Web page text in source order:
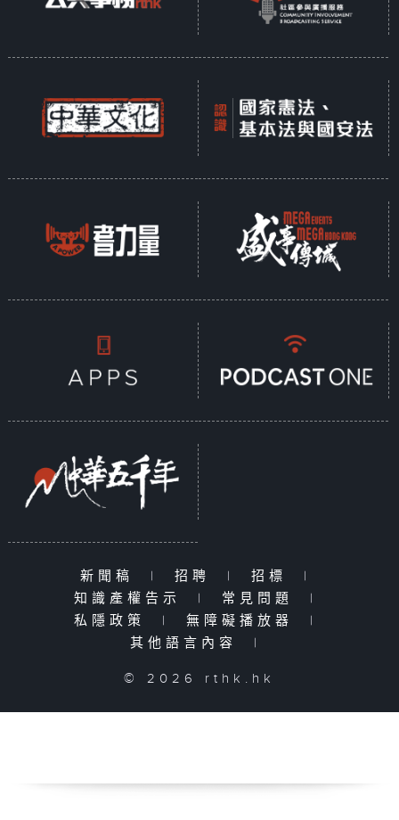
新聞稿 | 招聘 | 招標
|
知識產權告示
| 常見問題
|
私隱政策
| 無障礙播放器
|
其他語言內容
|
© 2026 rthk.hk